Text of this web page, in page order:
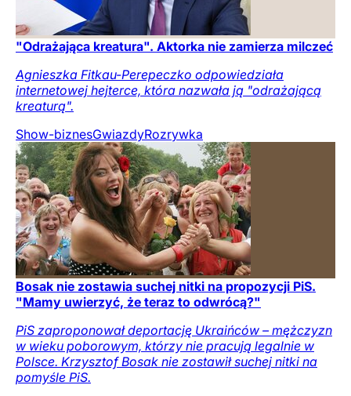
"Odrażająca kreatura". Aktorka nie zamierza milczeć
Agnieszka Fitkau-Perepeczko odpowiedziała
internetowej hejterce, która nazwała ją "odrażającą
kreaturą".
Show-biznesGwiazdyRozrywka
Bosak nie zostawia suchej nitki na propozycji PiS.
"Mamy uwierzyć, że teraz to odwrócą?"
PiS zaproponował deportację Ukraińców – mężczyzn
w wieku poborowym, którzy nie pracują legalnie w
Polsce. Krzysztof Bosak nie zostawił suchej nitki na
pomyśle PiS.